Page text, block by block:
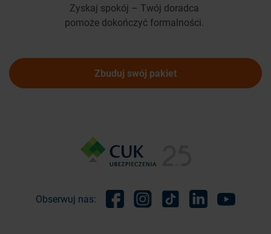
Zyskaj spokój – Twój doradca
pomoże dokończyć formalności.
Zbuduj swój pakiet
Obserwuj nas: